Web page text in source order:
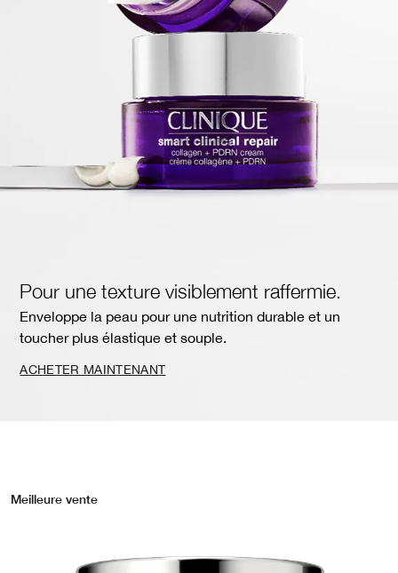
Pour une texture visiblement raffermie.
Enveloppe la peau pour une nutrition durable et un
toucher plus élastique et souple.
ACHETER MAINTENANT
Meilleure vente